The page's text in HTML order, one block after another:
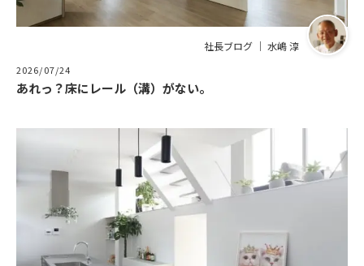
社長ブログ ｜ 水嶋 淳
2026/07/24
あれっ？床にレール（溝）がない。